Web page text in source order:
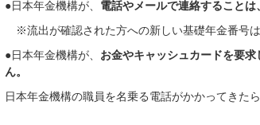
●日本年金機構が、 電話やメールで連絡することは
※流出が確認された方への新しい基礎年金番号は
●日本年金機構が、 お金やキャッシュカードを要
ん。
日本年金機構の職員を名乗る電話がかかってきた